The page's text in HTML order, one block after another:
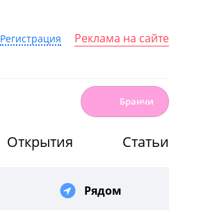
Регистрация Реклама на сайте
Бранчи
Открытия Статьи
Рядом